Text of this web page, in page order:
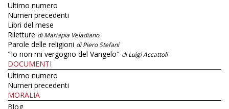
Ultimo numero
Numeri precedenti
Libri del mese
Riletture di Mariapia Veladiano
Parole delle religioni di Piero Stefani
"Io non mi vergogno del Vangelo" di Luigi Accattoli
DOCUMENTI
Ultimo numero
Numeri precedenti
MORALIA
Blog